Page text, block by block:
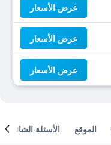
عرض الأسعار
عرض الأسعار
عرض الأسعار
الموقع الأسئلة الشائعة